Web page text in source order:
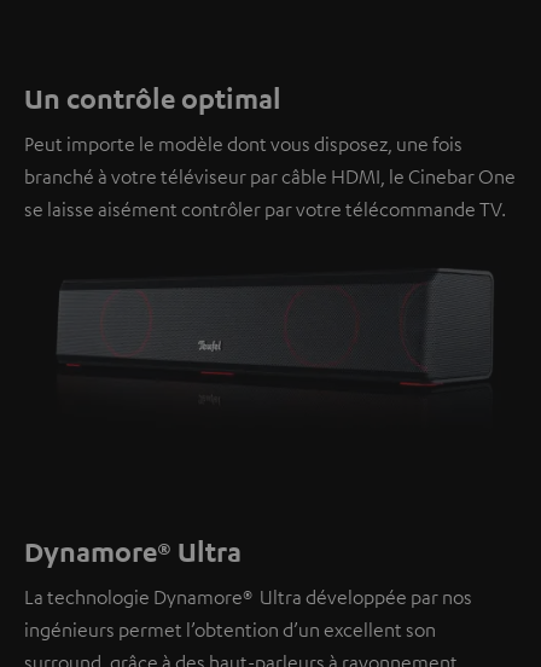
Un contrôle optimal
Peut importe le modèle dont vous disposez, une fois
branché à votre téléviseur par câble HDMI, le Cinebar One
se laisse aisément contrôler par votre télécommande TV.
Dynamore® Ultra
La technologie Dynamore® Ultra développée par nos
ingénieurs permet l’obtention d’un excellent son